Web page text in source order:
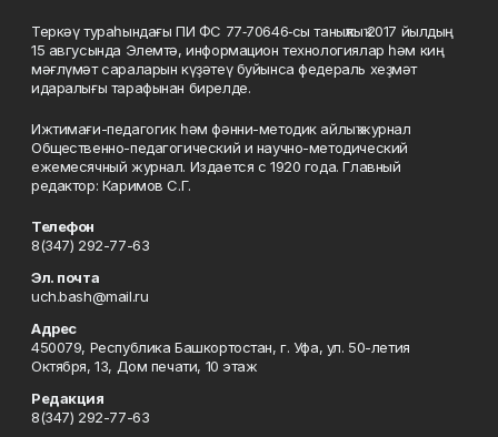
Теркәү тураһындағы ПИ ФС 77‑70646‑сы таныҡлыҡ 2017 йылдың
15 авгусында Элемтә, информацион технологиялар һәм киң
мәғлүмәт сараларын күҙәтеү буйынса федераль хеҙмәт
идаралығы тарафынан бирелде.
Ижтимағи-педагогик һәм фәнни-методик айлыҡ журнал
Общественно-педагогический и научно-методический
ежемесячный журнал. Издается с 1920 года. Главный
редактор: Каримов С.Г.
Телефон
8(347) 292-77-63
Эл. почта
uch.bash@mail.ru
Адрес
450079, Республика Башкортостан, г. Уфа, ул. 50-летия
Октября, 13, Дом печати, 10 этаж
Редакция
8(347) 292-77-63